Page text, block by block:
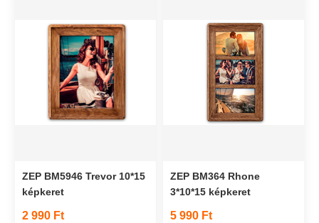
ZEP BM5946 Trevor 10*15
képkeret
2 990 Ft
ZEP BM364 Rhone
3*10*15 képkeret
5 990 Ft